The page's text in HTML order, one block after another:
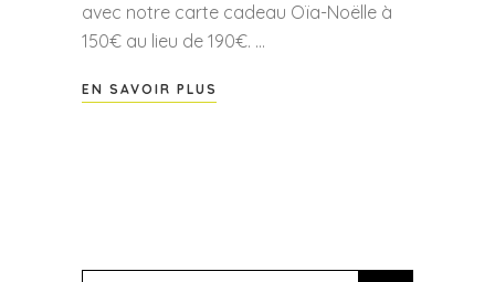
avec notre carte cadeau Oïa-Noëlle à
150€ au lieu de 190€.
EN SAVOIR PLUS